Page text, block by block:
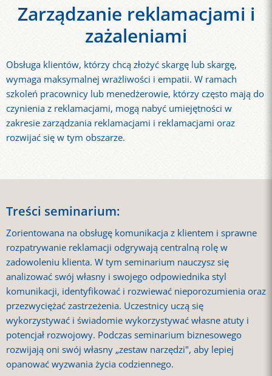
Zarządzanie reklamacjami i
zażaleniami
Obsługa klientów, którzy chcą złożyć skargę lub skargę,
wymaga maksymalnej wrażliwości i empatii. W ramach
szkoleń pracownicy lub menedżerowie, którzy często mają do
czynienia z reklamacjami, mogą nabyć umiejętności w
zakresie zarządzania reklamacjami i reklamacjami oraz
rozwijać się w tym obszarze.
Treści seminarium:
Zorientowana na obsługę komunikacja z klientem i sprawne
rozpatrywanie reklamacji odgrywają centralną rolę w
zadowoleniu klienta. W tym seminarium nauczysz się
analizować swój własny i swojego odpowiednika styl
komunikacji, identyfikować i rozwiewać nieporozumienia oraz
przezwyciężać zastrzeżenia. Uczestnicy uczą się
wykorzystywać i świadomie wykorzystywać własne atuty i
potencjał rozwojowy. Podczas seminarium biznesowego
rozwijają oni swój własny „zestaw narzędzi", aby lepiej
opanować wyzwania życia codziennego.